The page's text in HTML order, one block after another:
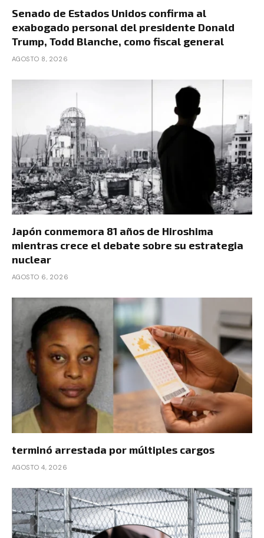
Senado de Estados Unidos confirma al
exabogado personal del presidente Donald
Trump, Todd Blanche, como fiscal general
AGOSTO 8, 2026
Japón conmemora 81 años de Hiroshima
mientras crece el debate sobre su estrategia
nuclear
AGOSTO 6, 2026
terminó arrestada por múltiples cargos
AGOSTO 4, 2026